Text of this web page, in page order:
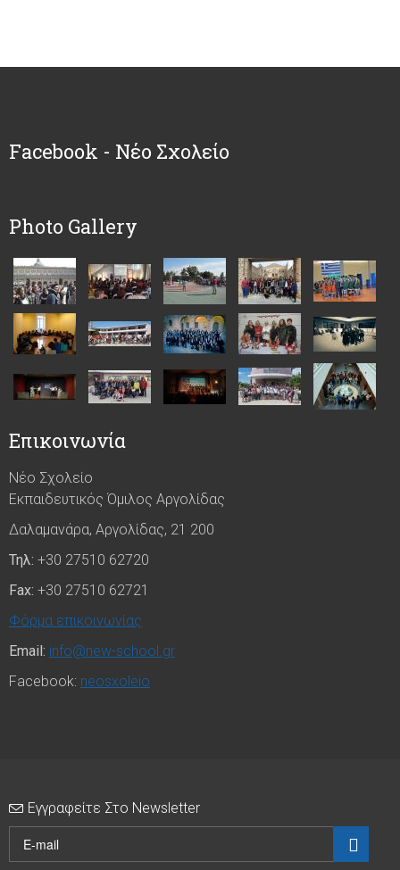
Facebook - Νέο Σχολείο
Photo Gallery
Επικοινωνία
Νέο Σχολείο
Εκπαιδευτικός Όμιλος Αργολίδας
Δαλαμανάρα, Αργολίδας, 21 200
Τηλ: +30 27510 62720
Fax: +30 27510 62721
Φόρμα επικοινωνίας
Email: info@new-school.gr
Facebook: neosxoleio
Εγγραφείτε Στο Newsletter